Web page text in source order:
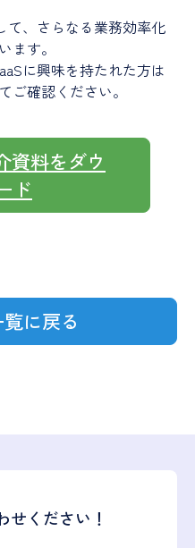
て、さらなる業務効率化
ます。
に興味を持たれた方は
ご確認ください。
資料をダウ
ド
に戻る
せください！